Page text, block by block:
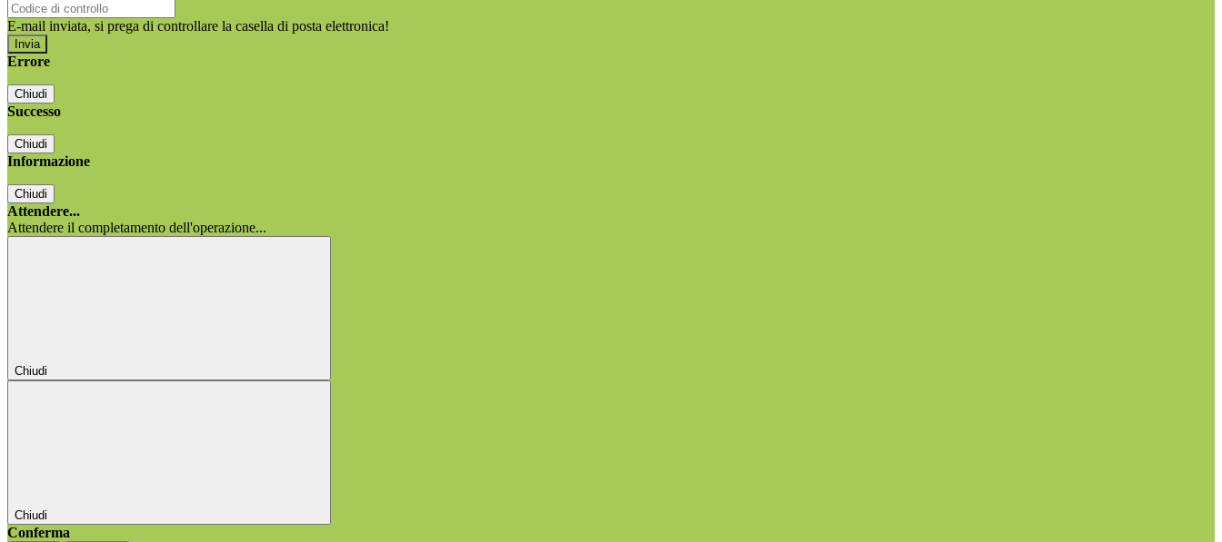
E-mail inviata, si prega di controllare la casella di posta elettronica!
Errore
Chiudi
Successo
Chiudi
Informazione
Chiudi
Attendere...
Attendere il completamento dell'operazione...
Chiudi
Chiudi
Conferma